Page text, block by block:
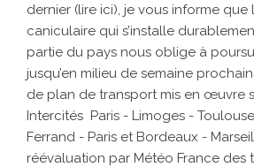
dernier (lire ici), je vous informe que
caniculaire qui s’installe
partie du pays nous oblige à
jusqu’en milieu de semaine
de plan de transport mis en œuvre
Intercités Paris - Limoges -
Ferrand - Paris et Bordeaux -
réévaluation par Météo France des